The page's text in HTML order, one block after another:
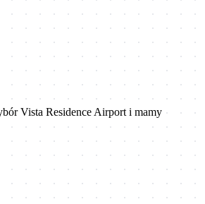
Vista Residence Airport i mamy